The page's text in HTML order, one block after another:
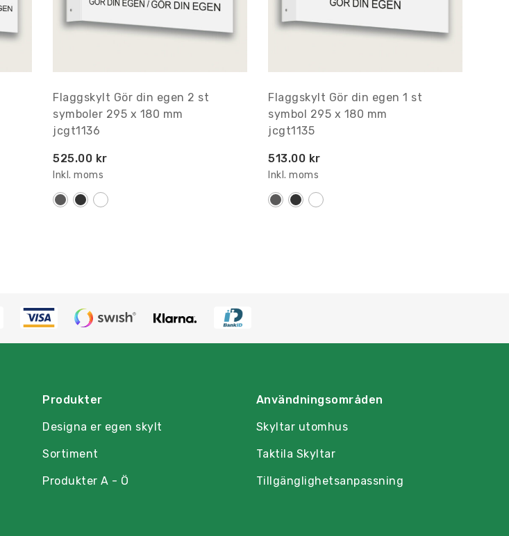
Flaggskylt Gör din egen 2 st
symboler 295 x 180 mm
jcgt1136
525.00 kr
Inkl. moms
Flaggskylt Gör din egen 1 st
symbol 295 x 180 mm
jcgt1135
513.00 kr
Inkl. moms
Produkter
Designa er egen skylt
Sortiment
Produkter A - Ö
Användningsområden
Skyltar utomhus
Taktila Skyltar
Tillgänglighetsanpassning